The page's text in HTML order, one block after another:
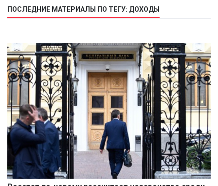
ПОСЛЕДНИЕ МАТЕРИАЛЫ ПО ТЕГУ: ДОХОДЫ